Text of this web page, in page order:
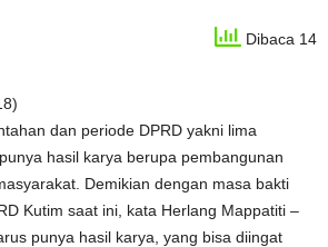
Dibaca 14
dan periode DPRD yakni lima
hasil karya berupa pembangunan
Demikian dengan masa bakti
Kutim saat ini, kata Herlang Mappatiti –
punya hasil karya, yang bisa diingat